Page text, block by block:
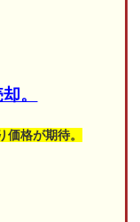
。
格が期待。